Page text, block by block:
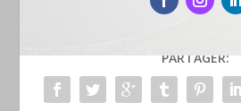
PARTAGER: